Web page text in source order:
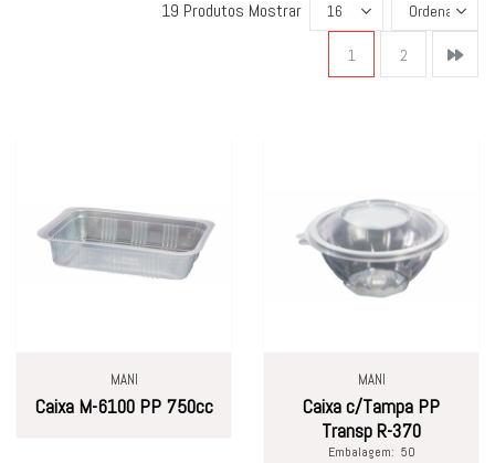
19 Produtos Mostrar
1 2
MANI
Caixa M-6100 PP 750cc
MANI
Caixa c/Tampa PP
Transp R-370
Embalagem: 50